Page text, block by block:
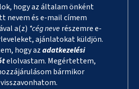
hogy az általam önként
nevem és e-mail címem
a(z) *cég neverészemre e-
ajánlatokat küldjön.
hogy azadatkezelési
elolvastam. Megértettem,
bármikor
visszavonhatom.